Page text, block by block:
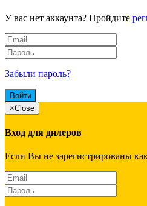
У вас нет аккаунта? Пройдите
Забыли пароль?
×Close
Вход для дилеров
Если Вы не зарегистрированы